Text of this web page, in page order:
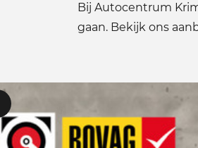
Bij Autocentrum
gaan. Bekijk ons